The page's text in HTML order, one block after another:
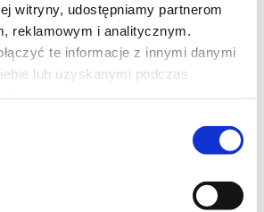
witryny, udostępniamy partnerom
reklamowym i analitycznym.
te informacje z innymi danymi
lub uzyskanymi podczas
w Teheranie
w Iranie, która miała miejsce w 1979 roku,
są przez obrońców moralności, a
kontrolę nad uniwersytetami. Kobiety
że Azar Nafisi (Golshifteh Farahani),